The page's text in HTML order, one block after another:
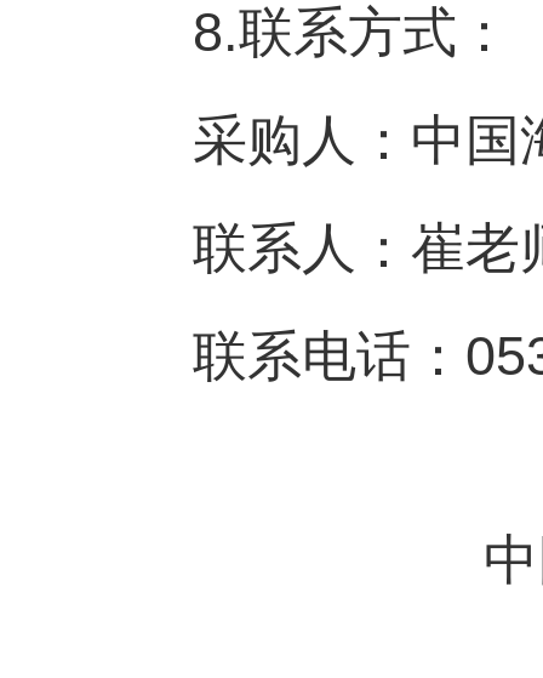
8.联系方式：
采购人：中国
联系人：崔老
联系电话：